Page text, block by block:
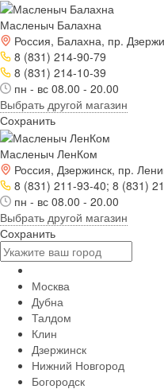
Масленыч Балахна
Россия, Балахна, пр.
8 (831) 214-90-79
8 (831) 214-10-39
пн - вс 08.00 - 20.00
Выбрать другой магазин
Сохранить
Масленыч ЛенКом
Россия, Дзержинск, пр.
8 (831) 211-93-40; 8 (831)
пн - вс 08.00 - 20.00
Выбрать другой магазин
Сохранить
Москва
Дубна
Талдом
Клин
Дзержинск
Нижний Новгород
Богородск